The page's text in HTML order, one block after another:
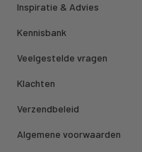
Inspiratie & Advies
Kennisbank
Veelgestelde vragen
Klachten
Verzendbeleid
Algemene voorwaarden